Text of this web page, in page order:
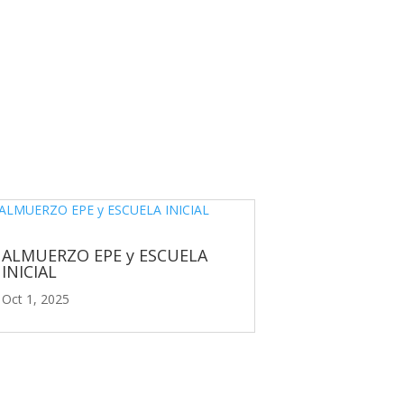
ALMUERZO EPE y ESCUELA
INICIAL
Oct 1, 2025